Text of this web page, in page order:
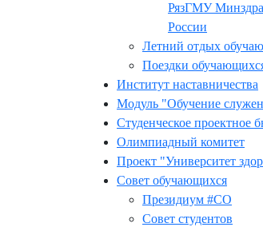
РязГМУ
России
Летний отдых
Поездки
Институт наставничества
Модуль "Обучение
Студенческое проектное
Олимпиадный комитет
Проект "Университет
Совет обучающихся
Президиум #СО
Совет студентов